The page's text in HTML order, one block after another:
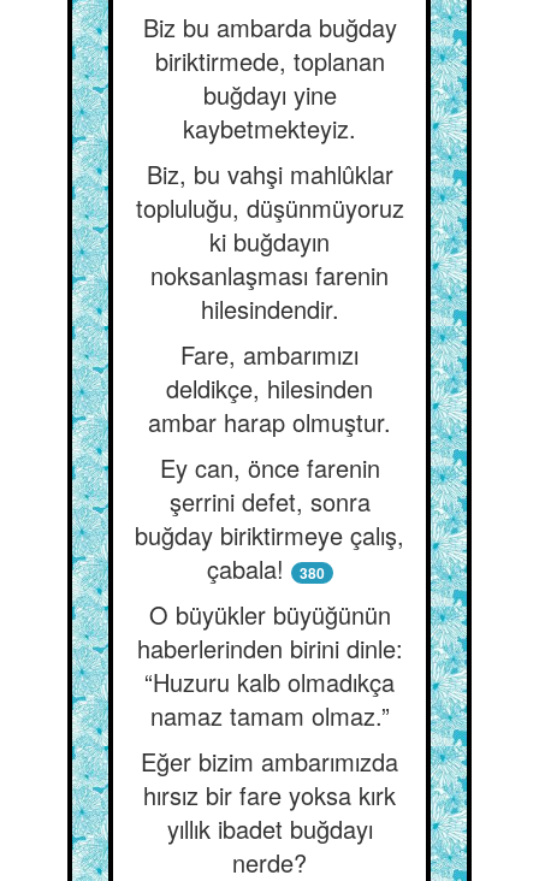
Biz bu ambarda buğday
biriktirmede, toplanan
buğdayı yine
kaybetmekteyiz.
Biz, bu vahşi mahlûklar
topluluğu, düşünmüyoruz
ki buğdayın
noksanlaşması farenin
hilesindendir.
Fare, ambarımızı
deldikçe, hilesinden
ambar harap olmuştur.
Ey can, önce farenin
şerrini defet, sonra
buğday biriktirmeye çalış,
çabala!
380
O büyükler büyüğünün
haberlerinden birini dinle:
“Huzuru kalb olmadıkça
namaz tamam olmaz.”
Eğer bizim ambarımızda
hırsız bir fare yoksa kırk
yıllık ibadet buğdayı
nerde?